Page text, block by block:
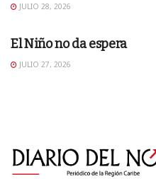
JULIO 28, 2026
El Niño no da espera
JULIO 27, 2026